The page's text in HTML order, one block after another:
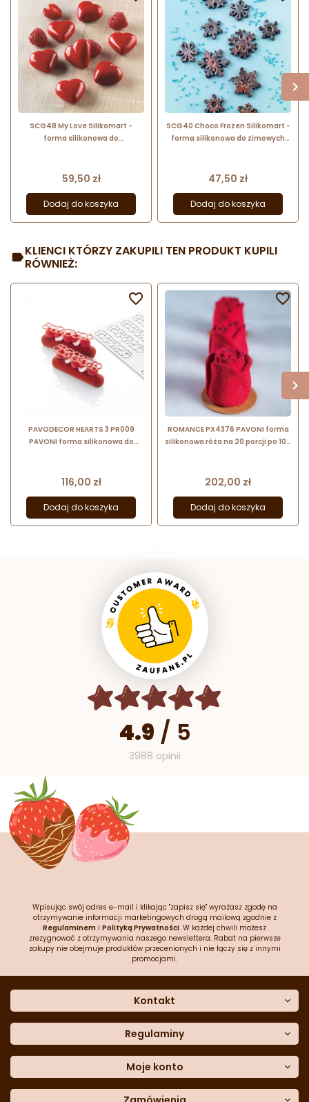
SCG48 My Love Silikomart -
forma silikonowa do
Cena
59,50 zł
Dodaj do koszyka
SCG40 Choco Frozen Silikomart -
forma silikonowa do zimowych
Cena
47,50 zł
Dodaj do koszyka
KLIENCI KTÓRZY ZAKUPILI TEN PRODUKT KUPILI
RÓWNIEŻ:
PAVODECOR HEARTS 3 PR009
PAVONI forma silikonowa do
Cena
116,00 zł
Dodaj do koszyka

ROMANCE PX4376 PAVONI forma
silikonowa róża na 20 porcji po 106
Cena
202,00 zł
Dodaj do koszyka

4.9 / 5
3988 opinii
Wpisując swój adres e-mail i klikając "zapisz się" wyrażasz zgodę na
otrzymywanie informacji marketingowych drogą mailową zgodnie z
Regulaminem i Polityką Prywatności. W każdej chwili możesz
zrezygnować z otrzymywania naszego newslettera. Rabat na pierwsze
zakupy nie obejmuje produktów przecenionych i nie łączy się z innymi
promocjami.
Kontakt
Dane kontaktowe
Często zadawane pytania
Sklep stacjonarny
Formularz kontaktowy
Blog
Regulaminy
Polityka prywatności
Polityka cookies
Polityka reklamacji
Moje konto
Moje dane